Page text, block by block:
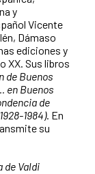
y
Vicente
Dámaso
ediciones y
XX. Sus libros
de Buenos
en Buenos
de
1984). En
su
de Valdi